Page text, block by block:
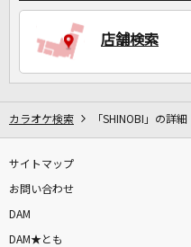
店舗検索
カラオケ検索 「SHINOBI」の詳細
サイトマップ
お問い合わせ
DAM
DAM★とも